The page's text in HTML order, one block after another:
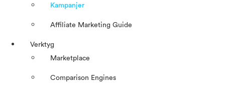
Kampanjer
Affiliate Marketing Guide
Verktyg
Marketplace
Comparison Engines